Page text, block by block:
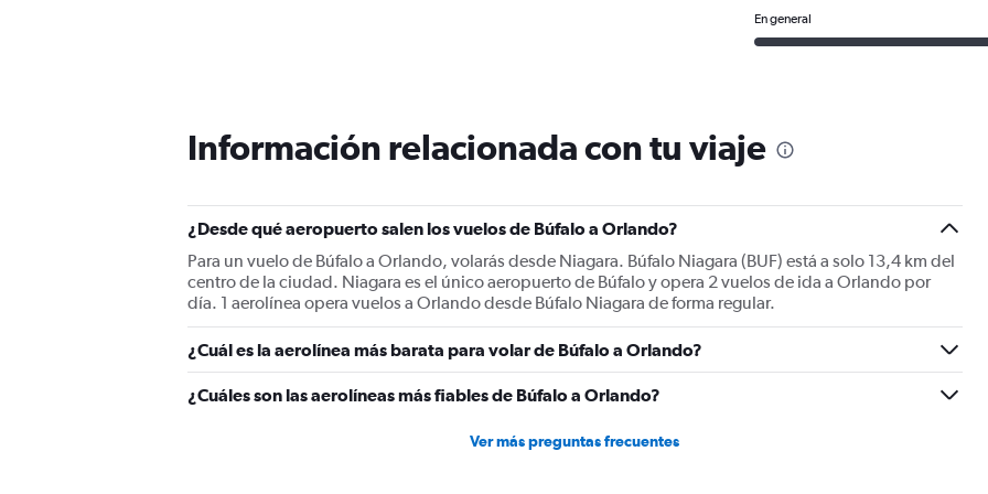
En general
Información relacionada con tu viaje
¿Desde qué aeropuerto salen los vuelos de Búfalo a Orlando?
Para un vuelo de Búfalo a Orlando, volarás desde Niagara. Búfalo Niagara (BUF) está a solo 13,4 km del
centro de la ciudad. Niagara es el único aeropuerto de Búfalo y opera 2 vuelos de ida a Orlando por
día. 1 aerolínea opera vuelos a Orlando desde Búfalo Niagara de forma regular.
¿Cuál es la aerolínea más barata para volar de Búfalo a Orlando?
¿Cuáles son las aerolíneas más fiables de Búfalo a Orlando?
Ver más preguntas frecuentes